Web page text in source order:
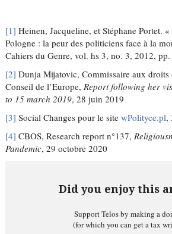
[1] Heinen, Jacqueline, et Stéphane Portet.
Pologne : la peur des politiciens face à la
Cahiers du Genre, vol. hs 3, no. 3, 2012,
[2] Dunja Mijatovic, Commissaire aux droits
Conseil de l’Europe,Report following her
to 15 march 2019, 28 juin 2019
[3] Social Changes pour le sitewPolityce.pl,
[4] CBOS, Research report n°137,
Pandemic, 29 octobre 2020
Did you enjoy this
Support Telos by making a
(for which you can get a tax